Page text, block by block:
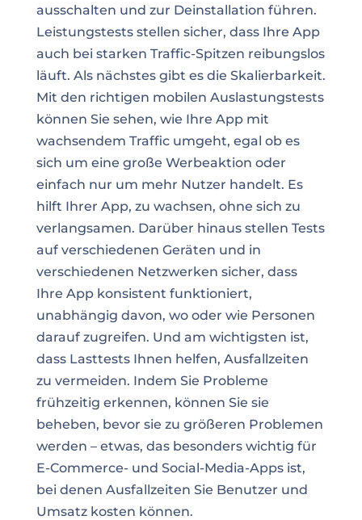
ausschalten und zur Deinstallation führen.
Leistungstests stellen sicher, dass Ihre App
auch bei starken Traffic-Spitzen reibungslos
läuft. Als nächstes gibt es die Skalierbarkeit.
Mit den richtigen mobilen Auslastungstests
können Sie sehen, wie Ihre App mit
wachsendem Traffic umgeht, egal ob es
sich um eine große Werbeaktion oder
einfach nur um mehr Nutzer handelt. Es
hilft Ihrer App, zu wachsen, ohne sich zu
verlangsamen. Darüber hinaus stellen Tests
auf verschiedenen Geräten und in
verschiedenen Netzwerken sicher, dass
Ihre App konsistent funktioniert,
unabhängig davon, wo oder wie Personen
darauf zugreifen. Und am wichtigsten ist,
dass Lasttests Ihnen helfen, Ausfallzeiten
zu vermeiden. Indem Sie Probleme
frühzeitig erkennen, können Sie sie
beheben, bevor sie zu größeren Problemen
werden – etwas, das besonders wichtig für
E-Commerce- und Social-Media-Apps ist,
bei denen Ausfallzeiten Sie Benutzer und
Umsatz kosten können.